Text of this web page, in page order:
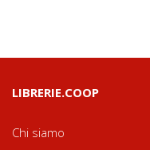
LIBRERIE.COOP
Chi siamo